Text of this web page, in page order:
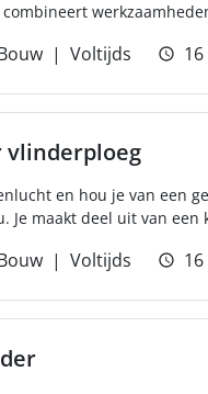
Voltijds
vlinderploeg
en hou je van een
Je maakt deel uit van een
Voltijds